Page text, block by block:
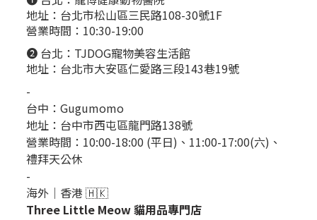
地址：台北市松山區三民路108-30號1F
營業時間：10:30-19:00
❷ 台北： TJDOG寵物美容生活館
地址：台北市大安區仁愛路三段143巷19號
-
台中： Gugumomo
地址： 台中市西屯區龍門路138號
營業時間：10:00-18:00 (平日)、11:00-17:00(六)、
禮拜天公休
-
海外｜香港 🇭🇰
Three Little Meow 貓用品專門店